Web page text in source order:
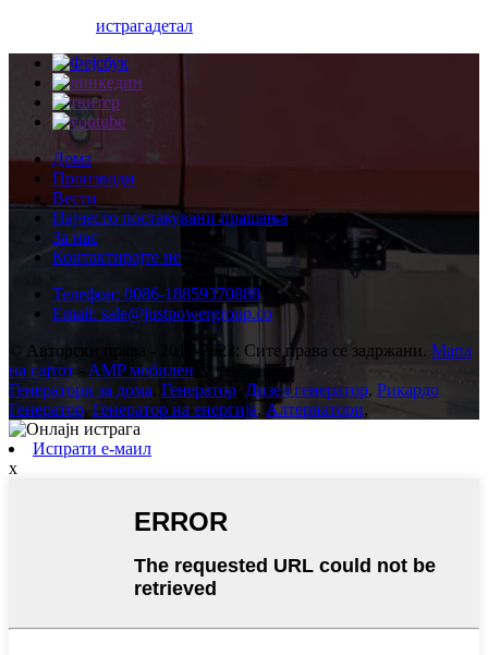
истрагадетал
Дома
Производи
Вести
Најчесто поставувани прашања
За нас
Контактирајте не
Телефон: 0086-18859370888
Email: sale@justpowergroup.co
© Авторски права - 2010-2023: Сите права се задржани. Мапа
на сајтот - AMP мобилен
Генератори за дома Генератор Дизел генератор, Рикардо
Генератор, Генератор на енергија, Алтернатори,
Испрати е-маил
x